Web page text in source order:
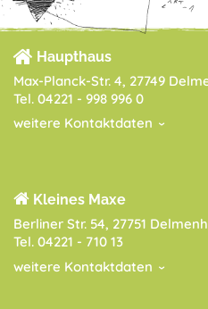
Haupthaus
Max-Planck-Str. 4, 27749
Tel. 04221 - 998 996 0
weitere Kontaktdaten
Kleines Maxe
Berliner Str. 54, 27751
Tel. 04221 - 710 13
weitere Kontaktdaten